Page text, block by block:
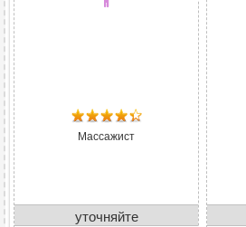
Массажист
уточняйте